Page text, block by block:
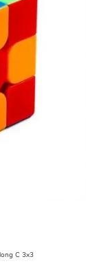
C 3x3